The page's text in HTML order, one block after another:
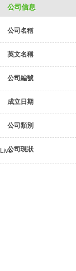
公司信息
公司名稱
英文名稱
公司編號
成立日期
公司類別
公司現狀
Live